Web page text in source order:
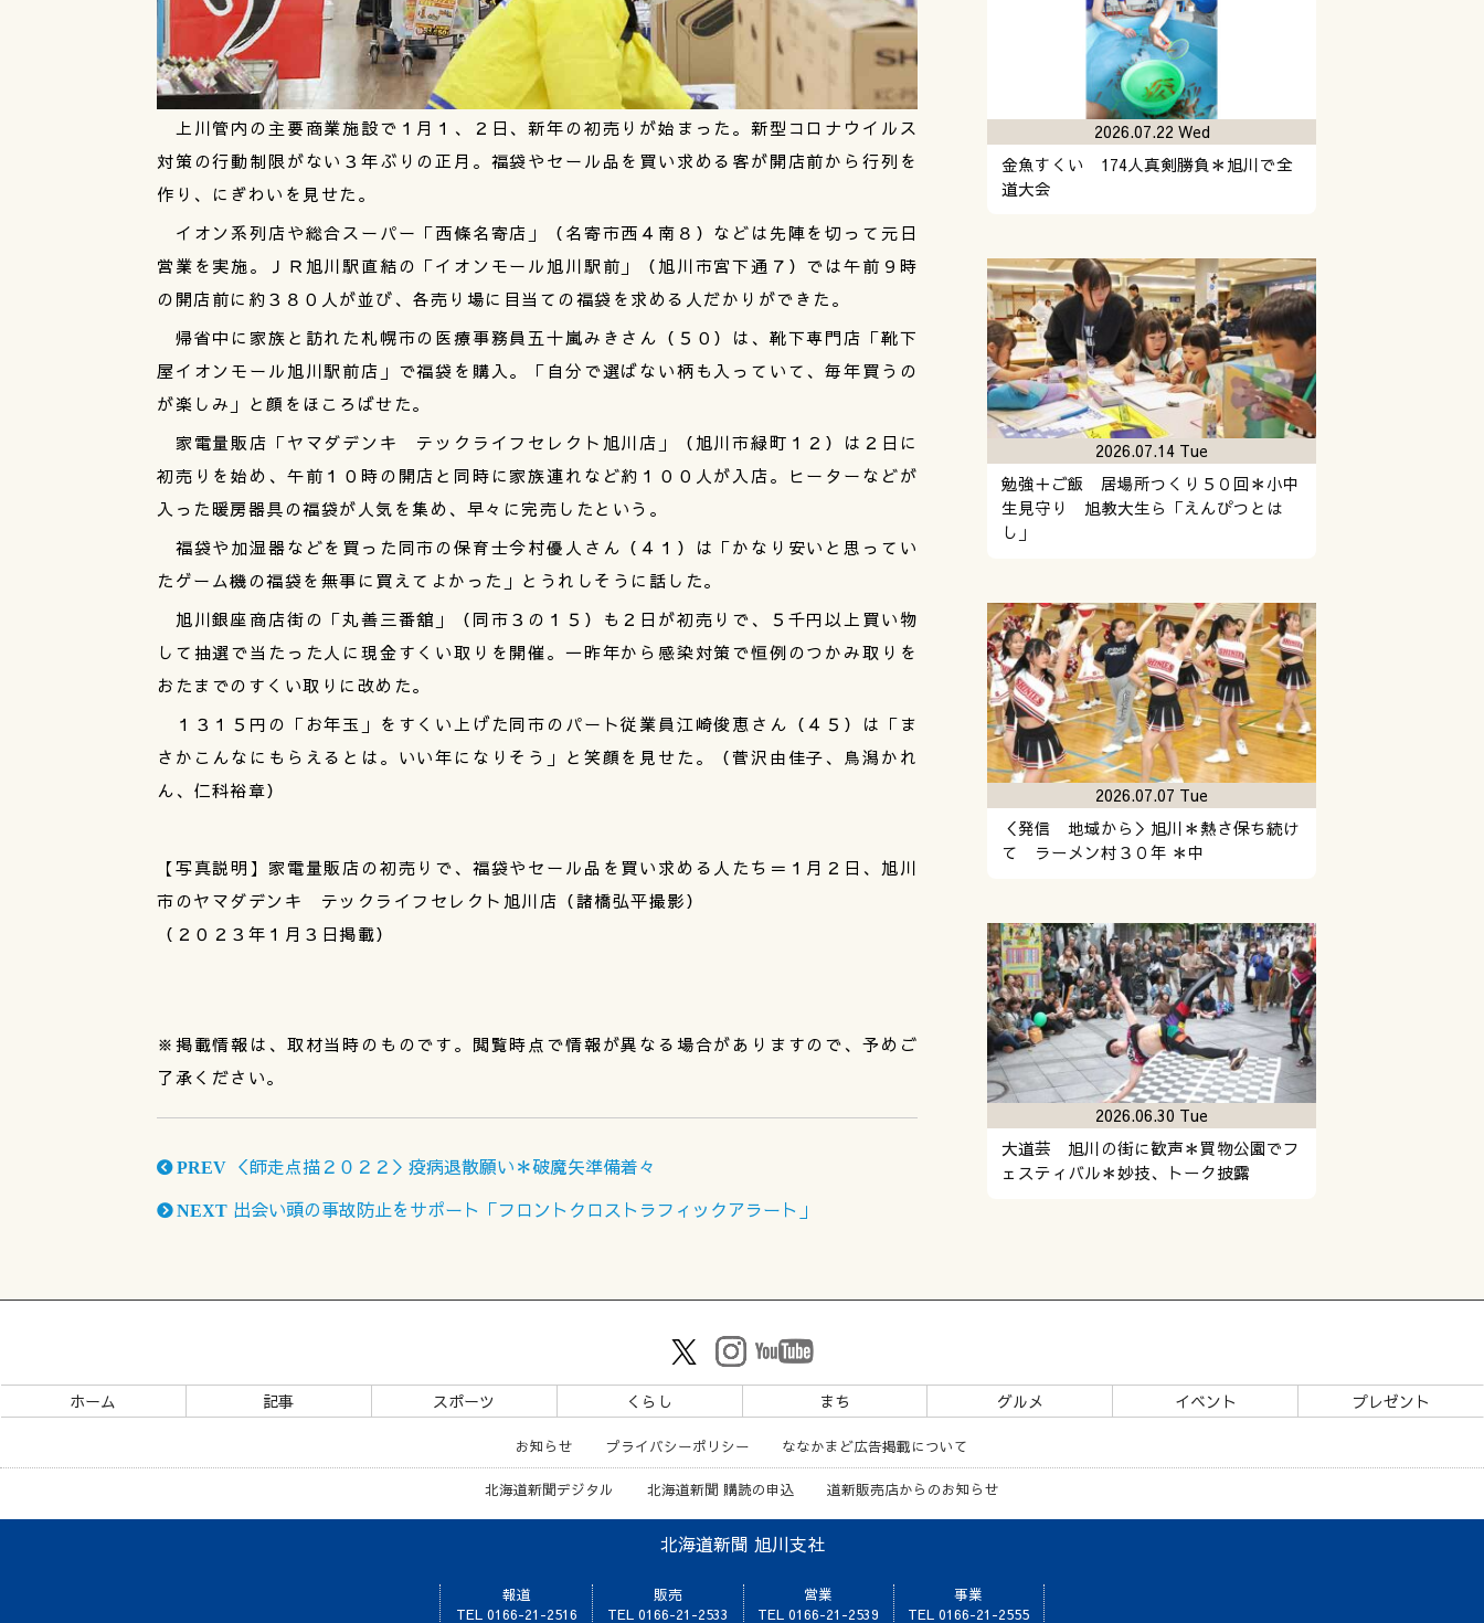
上川管内の主要商業施設で１月１、２日、新年の初売りが始まった。新型コロナウイルス
対策の行動制限がない３年ぶりの正月。福袋やセール品を買い求める客が開店前から行列を
作り、にぎわいを見せた。
イオン系列店や総合スーパー「西條名寄店」（名寄市西４南８）などは先陣を切って元日
営業を実施。ＪＲ旭川駅直結の「イオンモール旭川駅前」（旭川市宮下通７）では午前９時
の開店前に約３８０人が並び、各売り場に目当ての福袋を求める人だかりができた。
帰省中に家族と訪れた札幌市の医療事務員五十嵐みきさん（５０）は、靴下専門店「靴下
屋イオンモール旭川駅前店」で福袋を購入。「自分で選ばない柄も入っていて、毎年買うの
が楽しみ」と顔をほころばせた。
家電量販店「ヤマダデンキ テックライフセレクト旭川店」（旭川市緑町１２）は２日に
初売りを始め、午前１０時の開店と同時に家族連れなど約１００人が入店。ヒーターなどが
入った暖房器具の福袋が人気を集め、早々に完売したという。
福袋や加湿器などを買った同市の保育士今村優人さん（４１）は「かなり安いと思ってい
たゲーム機の福袋を無事に買えてよかった」とうれしそうに話した。
旭川銀座商店街の「丸善三番舘」（同市３の１５）も２日が初売りで、５千円以上買い物
して抽選で当たった人に現金すくい取りを開催。一昨年から感染対策で恒例のつかみ取りを
おたまでのすくい取りに改めた。
１３１５円の「お年玉」をすくい上げた同市のパート従業員江崎俊恵さん（４５）は「ま
さかこんなにもらえるとは。いい年になりそう」と笑顔を見せた。（菅沢由佳子、鳥潟かれ
ん、仁科裕章）
【写真説明】家電量販店の初売りで、福袋やセール品を買い求める人たち＝１月２日、旭川
市のヤマダデンキ テックライフセレクト旭川店（諸橋弘平撮影）
（２０２３年１月３日掲載）
※掲載情報は、取材当時のものです。閲覧時点で情報が異なる場合がありますので、予めご
了承ください。
PREV ＜師走点描２０２２＞疫病退散願い＊破魔矢準備着々
NEXT 出会い頭の事故防止をサポート「フロントクロストラフィックアラート」
金魚すくい 174人真剣勝負＊旭川で全
道大会
2026.07.22 Wed
勉強＋ご飯 居場所つくり５０回＊小中
生見守り 旭教大生ら「えんぴつとは
し」
2026.07.14 Tue
＜発信 地域から＞旭川＊熱さ保ち続け
て ラーメン村３０年 ＊中
2026.07.07 Tue
大道芸 旭川の街に歓声＊買物公園でフ
ェスティバル＊妙技、トーク披露
2026.06.30 Tue
ホーム 記事 スポーツ くらし まち グルメ イベント プレゼント
お知らせ プライバシーポリシー ななかまど広告掲載について
北海道新聞デジタル 北海道新聞 購読の申込 道新販売店からのお知らせ
北海道新聞 旭川支社
報道
TEL 0166-21-2516
販売
TEL 0166-21-2533
営業
TEL 0166-21-2539
事業
TEL 0166-21-2555